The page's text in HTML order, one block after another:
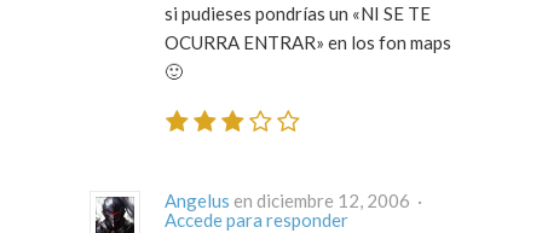
si pudieses pondrías un «NI SE TE
OCURRA ENTRAR» en los fon maps
🙂
Angelus
en diciembre 12, 2006 ·
Accede para responder